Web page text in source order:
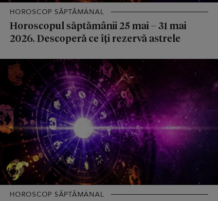
HOROSCOP SĂPTĂMÂNAL
Horoscopul săptămânii 25 mai – 31 mai
2026. Descoperă ce îți rezervă astrele
HOROSCOP SĂPTĂMÂNAL